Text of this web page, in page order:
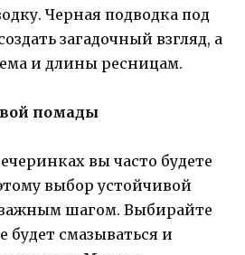
Черная подводка под
загадочный взгляд, а
и длины ресницам.
помады
вы часто будете
выбор устойчивой
шагом. Выбирайте
будет смазываться и